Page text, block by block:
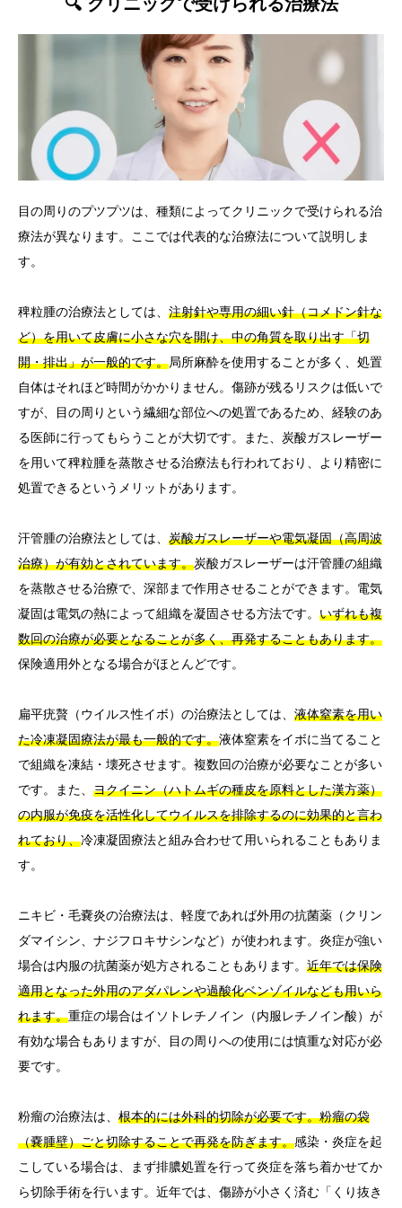
目の周りのプツプツは、種類によってクリニックで受けられる治
療法が異なります。ここでは代表的な治療法について説明しま
す。
稗粒腫の治療法としては、 注射針や専用の細い針（コメドン針な
ど）を用いて皮膚に小さな穴を開け、中の角質を取り出す「切
開・排出」が一般的です。局所麻酔を使用することが多く、処置
自体はそれほど時間がかかりません。傷跡が残るリスクは低いで
すが、目の周りという繊細な部位への処置であるため、経験のあ
る医師に行ってもらうことが大切です。また、炭酸ガスレーザー
を用いて稗粒腫を蒸散させる治療法も行われており、より精密に
処置できるというメリットがあります。
汗管腫の治療法としては、 炭酸ガスレーザーや電気凝固（高周波
治療）が有効とされています。炭酸ガスレーザーは汗管腫の組織
を蒸散させる治療で、深部まで作用させることができます。電気
凝固は電気の熱によって組織を凝固させる方法です。 いずれも複
数回の治療が必要となることが多く、再発することもあります。
保険適用外となる場合がほとんどです。
扁平疣贅（ウイルス性イボ）の治療法としては、 液体窒素を用い
た冷凍凝固療法が最も一般的です。液体窒素をイボに当てること
で組織を凍結・壊死させます。複数回の治療が必要なことが多い
です。また、 ヨクイニン（ハトムギの種皮を原料とした漢方薬）
の内服が免疫を活性化してウイルスを排除するのに効果的と言わ
れており、冷凍凝固療法と組み合わせて用いられることもありま
す。
ニキビ・毛嚢炎の治療法は、軽度であれば外用の抗菌薬（クリン
ダマイシン、ナジフロキサシンなど）が使われます。炎症が強い
場合は内服の抗菌薬が処方されることもあります。 近年では保険
適用となった外用のアダパレンや過酸化ベンゾイルなども用いら
れます。重症の場合はイソトレチノイン（内服レチノイン酸）が
有効な場合もありますが、目の周りへの使用には慎重な対応が必
要です。
粉瘤の治療法は、 根本的には外科的切除が必要です。粉瘤の袋
（嚢腫壁）ごと切除することで再発を防ぎます。感染・炎症を起
こしている場合は、まず排膿処置を行って炎症を落ち着かせてか
ら切除手術を行います。近年では、傷跡が小さく済む「くり抜き